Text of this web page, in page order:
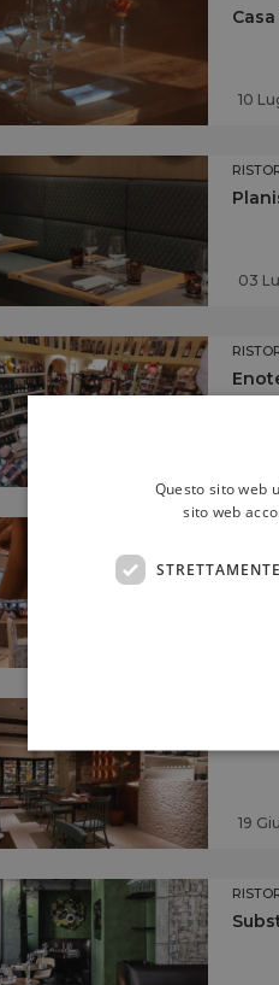
10
03
27
26
19
Questo sito web
sito web